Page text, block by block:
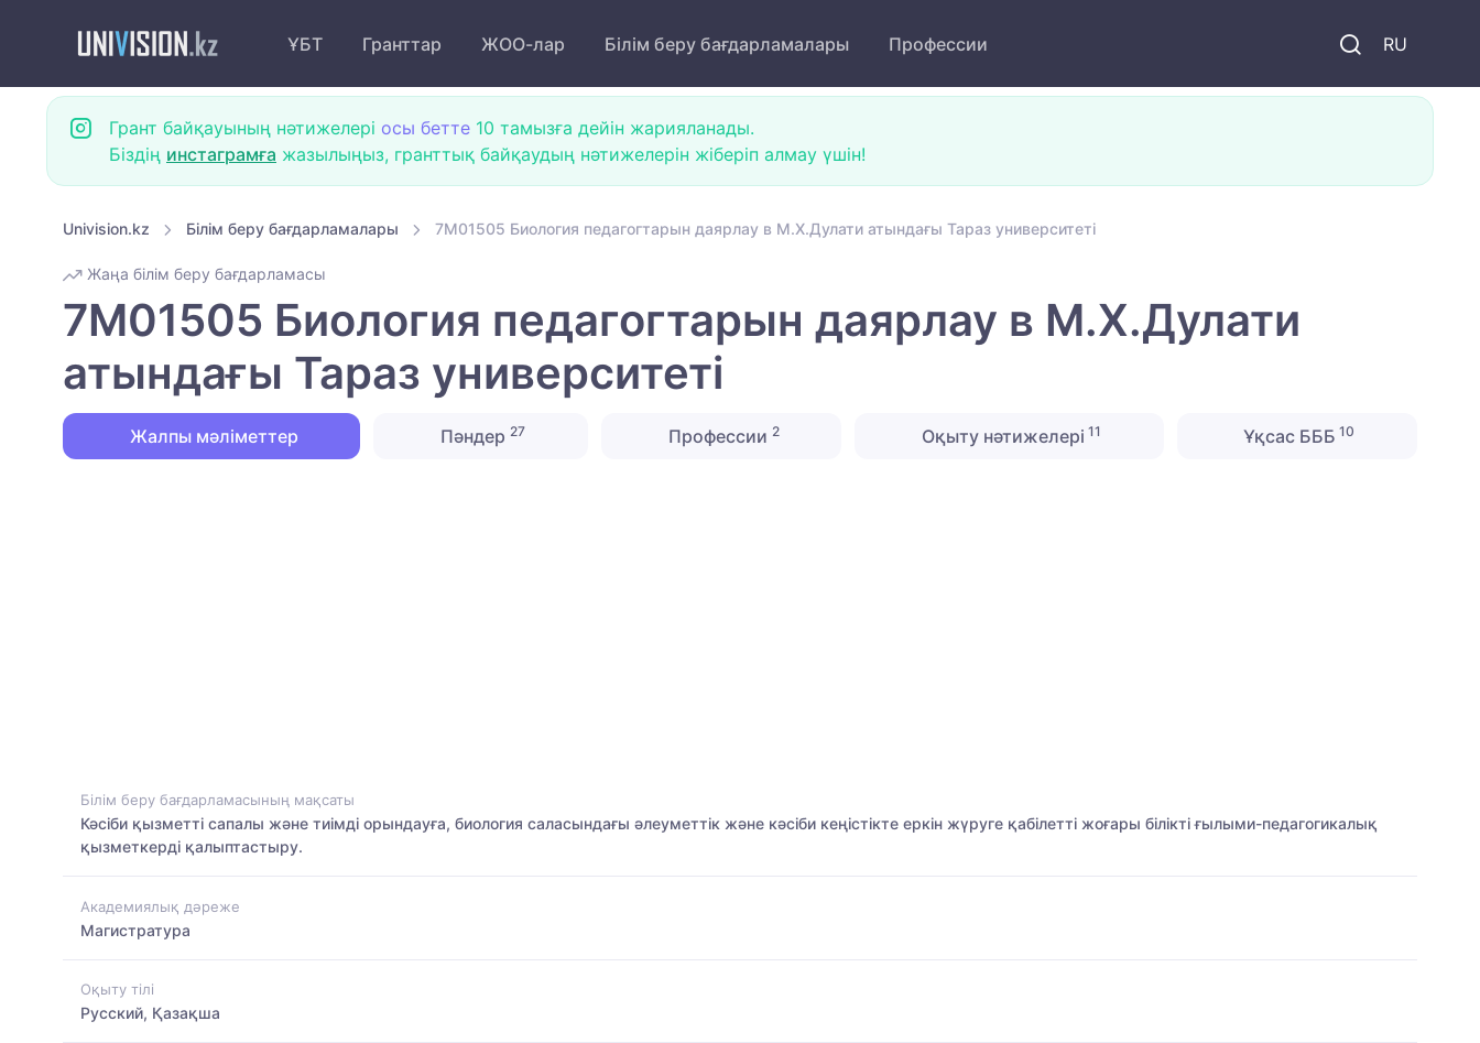
RU
ҰБТ Гранттар ЖОО-лар Білім беру бағдарламалары Профессии
Грант байқауының нәтижелері осы бетте 10 тамызға дейін жарияланады.
Біздің инстаграмға жазылыңыз, гранттық байқаудың нәтижелерін жіберіп алмау үшін!
Univision.kz Білім беру бағдарламалары 7M01505 Биология педагогтарын даярлау в М.Х.Дулати атындағы Тараз университеті
Жаңа білім беру бағдарламасы
7M01505 Биология педагогтарын даярлау в М.Х.Дулати
атындағы Тараз университеті
Жалпы мәліметтер Пәндер27 Профессии 2 Оқыту нәтижелері 11 Ұқсас БББ 10
Білім беру бағдарламасының мақсаты
Кәсіби қызметті сапалы және тиімді орындауға, биология саласындағы әлеуметтік және кәсіби кеңістікте еркін жүруге қабілетті жоғары білікті ғылыми-педагогикалық
қызметкерді қалыптастыру.
Академиялық дәреже
Магистратура
Оқыту тілі
Русский, Қазақша